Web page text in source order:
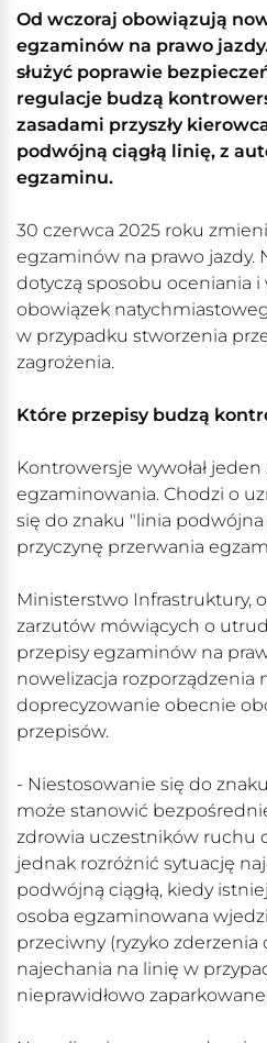
Od wczoraj obowiązują
egzaminów na prawo
służyć poprawie
regulacje budzą
zasadami przyszły
podwójną ciągłą linię, z
egzaminu.
30 czerwca 2025 roku
egzaminów na prawo jazdy.
dotyczą sposobu oceniania i
obowiązek
w przypadku stworzenia
zagrożenia.
Które przepisy budzą
Kontrowersje wywołał
egzaminowania. Chodzi o
się do znaku "linia podwójna
przyczynę przerwania
Ministerstwo Infrastruktury,
zarzutów mówiących o
przepisy egzaminów na
nowelizacja rozporządzenia
doprecyzowanie obecnie
przepisów.
- Niestosowanie się do
może stanowić
zdrowia uczestników ruchu
jednak rozróżnić sytuację
podwójną ciągłą, kiedy
osoba egzaminowana
przeciwny (ryzyko zderzenia
najechania na linię w
nieprawidłowo